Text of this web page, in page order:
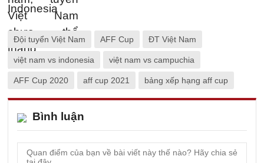
Đội tuyển Việt Nam AFF Cup ĐT Việt Nam
việt nam vs indonesia việt nam vs campuchia
AFF Cup 2020 aff cup 2021 bảng xếp hạng aff cup
Bình luận